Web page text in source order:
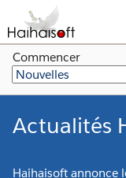
Commencer
Actualités
Haihaisoft annonce